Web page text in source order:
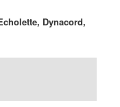
Dynacord,